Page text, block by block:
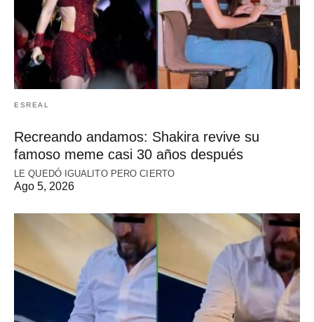
ESREAL
Recreando andamos: Shakira revive su
famoso meme casi 30 años después
LE QUEDÓ IGUALITO PERO CIERTO
Ago 5, 2026